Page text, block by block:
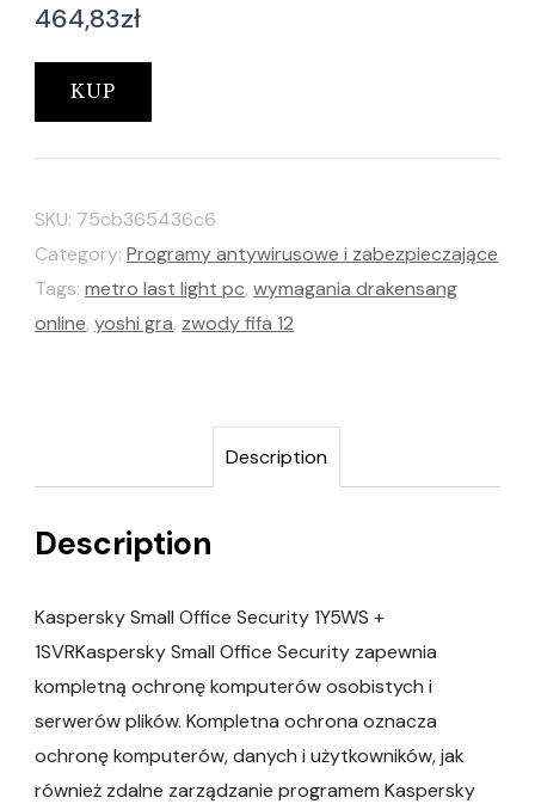
464,83zł
KUP
SKU: 75cb365436c6
Category: Programy antywirusowe i zabezpieczające
Tags: metro last light pc, wymagania drakensang
online, yoshi gra, zwody fifa 12
Description
Description
Kaspersky Small Office Security 1Y5WS +
1SVRKaspersky Small Office Security zapewnia
kompletną ochronę komputerów osobistych i
serwerów plików. Kompletna ochrona oznacza
ochronę komputerów, danych i użytkowników, jak
również zdalne zarządzanie programem Kaspersky